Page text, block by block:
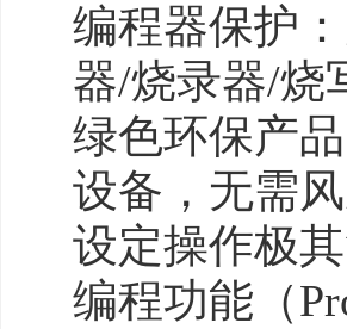
编程器保护
器/烧录器/烧
绿色环保产
设备，无需风
设定操作极
编程功能（